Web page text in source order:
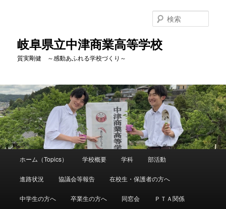
岐阜県立中津商業高等学校
質実剛健 ～感動あふれる学校づくり～
索
メ
イ
ン
サ
ブ
コ
ホーム（Topics） 学校概要 学科 部活動
進路状況 協議会等報告 在校生・保護者の方へ
中学生の方へ 卒業生の方へ 同窓会 ＰＴＡ関係